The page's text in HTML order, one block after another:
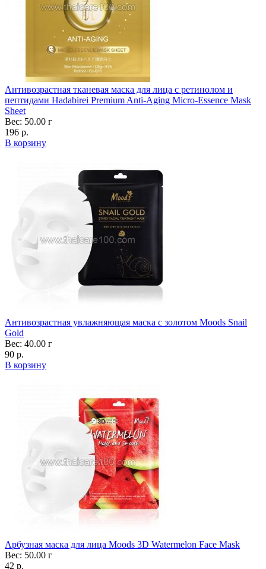
Антивозрастная тканевая маска для лица с ретинолом и
пептидами Hadabirei Premium Anti-Aging Micro-Essence Mask
Sheet
Вес: 50.00 г
196 р.
В корзину
Антивозрастная увлажняющая маска с золотом Moods Snail
Gold
Вес: 40.00 г
90 р.
В корзину
Арбузная маска для лица Moods 3D Watermelon Face Mask
Вес: 50.00 г
42 р.